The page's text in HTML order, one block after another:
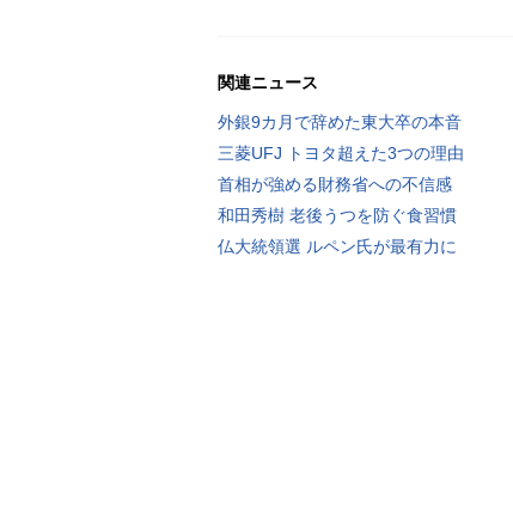
関連ニュース
外銀9カ月で辞めた東大卒の本音
三菱UFJ トヨタ超えた3つの理由
首相が強める財務省への不信感
和田秀樹 老後うつを防ぐ食習慣
仏大統領選 ルペン氏が最有力に